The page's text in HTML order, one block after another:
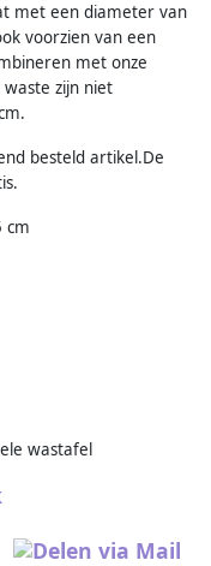
met een diameter van
voorzien van een
met onze
zijn niet
besteld artikel.De
cm
wastafel